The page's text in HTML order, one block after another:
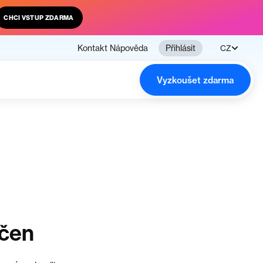
CHCI VSTUP ZDARMA
Kontakt Nápověda Přihlásit CZ
Vyzkoušet zdarma